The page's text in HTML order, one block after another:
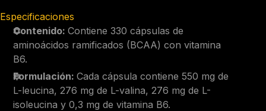
Especificaciones
Contenido: Contiene 330 cápsulas de
aminoácidos ramificados (BCAA) con vitamina
B6.
Formulación: Cada cápsula contiene 550 mg de
L-leucina, 276 mg de L-valina, 276 mg de L-
isoleucina y 0,3 mg de vitamina B6.